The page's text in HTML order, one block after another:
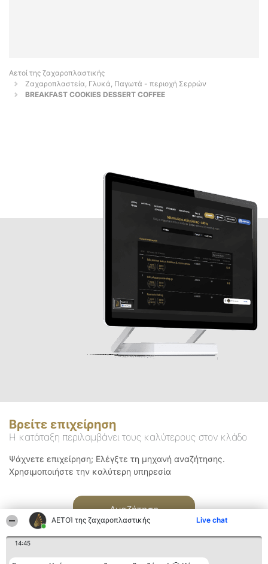
ΑΕΤΟΊ της ζαχαροπλαστικής Live chat
14:45
Αετοί της ζαχαροπλαστικής
Ζαχαροπλαστεία, Γλυκά, Παγωτά - περιοχή Σερρών
BREAKFAST COOKIES DESSERT COFFEE
Βρείτε επιχείρηση
Η κατάταξη περιλαμβάνει τους καλύτερους στον κλάδο
Ψάχνετε επιχείρηση; Ελέγξτε τη μηχανή αναζήτησης.
Χρησιμοποιήστε την καλύτερη υπηρεσία
Αναζήτηση